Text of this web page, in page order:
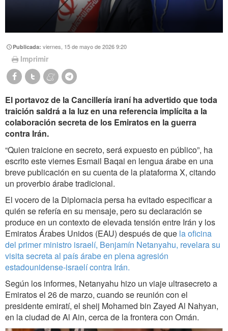
Publicada:viernes, 15 de mayo de 2026 9:20
Imprimir
El portavoz de la Cancillería iraní ha advertido que toda
traición saldrá a la luz en una referencia implícita a la
colaboración secreta de los Emiratos en la guerra
contra Irán.
“Quien traicione en secreto, será expuesto en público”, ha
escrito este viernes Esmail Baqai en lengua árabe en una
breve publicación en su cuenta de la plataforma X, citando
un proverbio árabe tradicional.
El vocero de la Diplomacia persa ha evitado especificar a
quién se refería en su mensaje, pero su declaración se
produce en un contexto de elevada tensión entre Irán y los
Emiratos Árabes Unidos (EAU) después de que la oficina
del primer ministro israelí, Benjamín Netanyahu, revelara su
visita secreta al país árabe en plena agresión
estadounidense-israelí contra Irán.
Según los informes, Netanyahu hizo un viaje ultrasecreto a
Emiratos el 26 de marzo, cuando se reunión con el
presidente emiratí, el sheij Mohamed bin Zayed Al Nahyan,
en la ciudad de Al Ain, cerca de la frontera con Omán.